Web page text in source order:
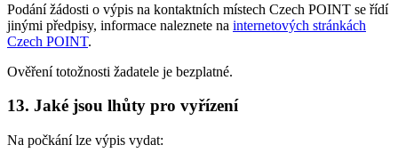
Podání žádosti o výpis na kontaktních místech Czech POINT se řídí
jinými předpisy, informace naleznete na internetových stránkách
Czech POINT.
Ověření totožnosti žadatele je bezplatné.
13. Jaké jsou lhůty pro vyřízení
Na počkání lze výpis vydat: